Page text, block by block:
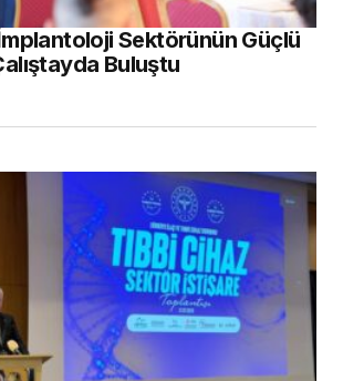
Sektörünün Güçlü
Buluştu